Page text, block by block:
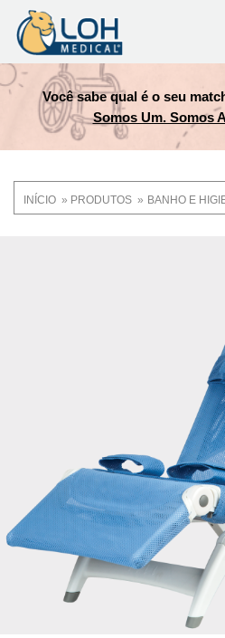
Você sabe qual é o seu
Somos Um. Somos
Trilha
INÍCIO PRODUTOS BANHO E